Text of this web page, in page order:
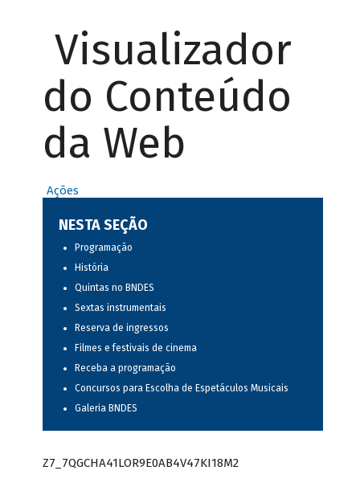
Visualizador
do Conteúdo
da Web
Ações
NESTA SEÇÃO
Programação
História
Quintas no BNDES
Sextas instrumentais
Reserva de ingressos
Filmes e festivais de cinema
Receba a programação
Concursos para Escolha de Espetáculos Musicais
Galeria BNDES
Z7_7QGCHA41LOR9E0AB4V47KI18M2